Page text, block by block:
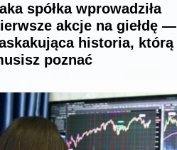
spółka wprowadziła
akcje na giełdę —
historia, którą
poznać